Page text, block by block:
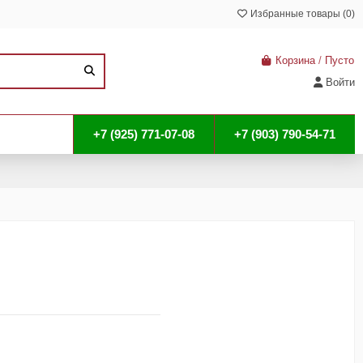
Избранные товары (0)
Корзина / Пусто
Войти
+7 (903) 790-54-71
+7 (925) 771-07-08